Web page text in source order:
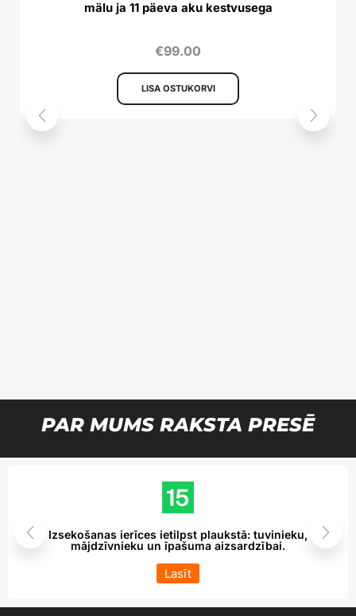
mälu ja 11 päeva aku kestvusega
€99.00
LISA OSTUKORVI
PAR MUMS RAKSTA PRESĒ
Izsekošanas ierīces ietilpst plaukstā: tuvinieku,
mājdzīvnieku un īpašuma aizsardzībai.
Lasīt